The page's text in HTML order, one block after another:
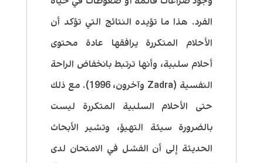
الفرد. هذا ما تؤيده النتائج التي تؤكد أن
الأحلام المتكررة يرافقها عادة محتوى
أحلام سلبية، وأنها ترتبط بانخفاض الراحة
النفسية (Zadra وآخرون، 1996) . مع ذلك
حتى الأحلام السلبية المتكررة ليست
بالضرورة سيئة التهيؤ، وتشير الأبحاث
الحديثة إلى أن الفشل في الامتحان لدى